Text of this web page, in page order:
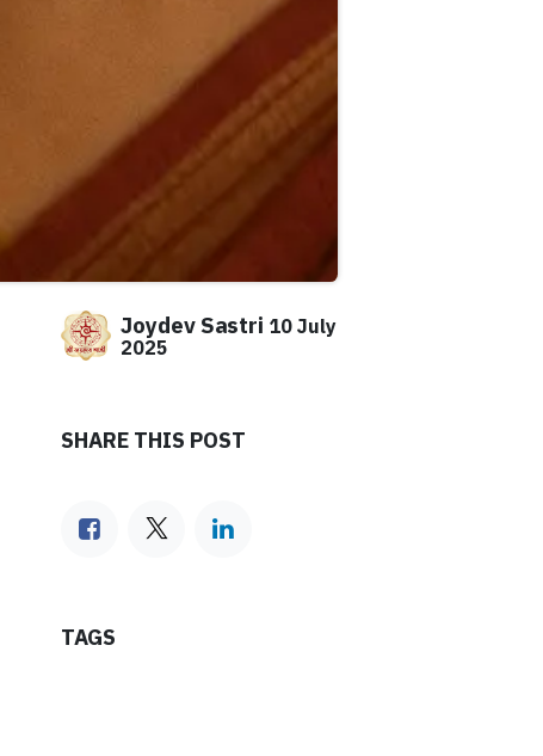
Joydev Sastri 10 July
2025
SHARE THIS POST
TAGS